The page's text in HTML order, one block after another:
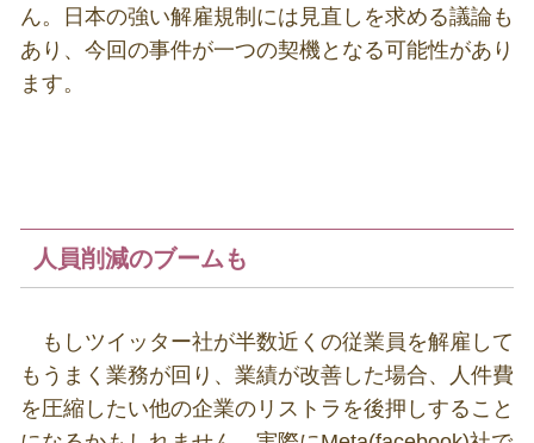
ん。日本の強い解雇規制には見直しを求める議論も
あり、今回の事件が一つの契機となる可能性があり
ます。
人員削減のブームも
もしツイッター社が半数近くの従業員を解雇して
もうまく業務が回り、業績が改善した場合、人件費
を圧縮したい他の企業のリストラを後押しすること